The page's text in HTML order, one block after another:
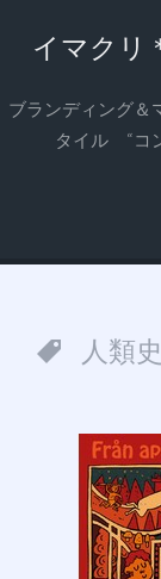
イマクリ
ブランディング＆
タイル “コ
メ
検
人類史